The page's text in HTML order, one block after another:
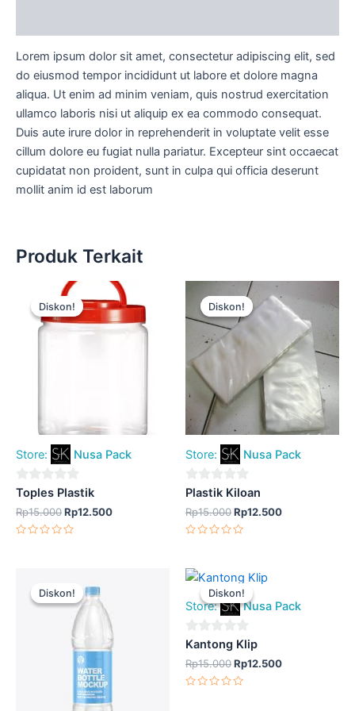
Lorem ipsum dolor sit amet, consectetur adipiscing elit, sed
do eiusmod tempor incididunt ut labore et dolore magna
aliqua. Ut enim ad minim veniam, quis nostrud exercitation
ullamco laboris nisi ut aliquip ex ea commodo consequat.
Duis aute irure dolor in reprehenderit in voluptate velit esse
cillum dolore eu fugiat nulla pariatur. Excepteur sint occaecat
cupidatat non proident, sunt in culpa qui officia deserunt
mollit anim id est laborum
Produk Terkait
Diskon!
Store: Nusa Pack
0
out
of
Diskon!
Toples Plastik
Rp15.000
Harga
aslinya
adalah:
Rp15.000.
Rp12.500
Harga
saat
ini
adalah:
Diskon!
Store: Nusa Pack
0
out
of
Diskon!
Plastik Kiloan
Rp15.000
Harga
aslinya
adalah:
Rp15.000.
Rp12.500
saat
ini
adalah:
Rp12.500.
5
Diskon!
Diskon!aslinya
adalah:
Rp15.000.
Rp12.500.
Diskon!
Store: Nusa Pack
0
out
of
Diskon!
Kantong Klip
Rp15.000
Harga
aslinya
adalah:
Rp15.000.
Rp12.500
ini
adalah: